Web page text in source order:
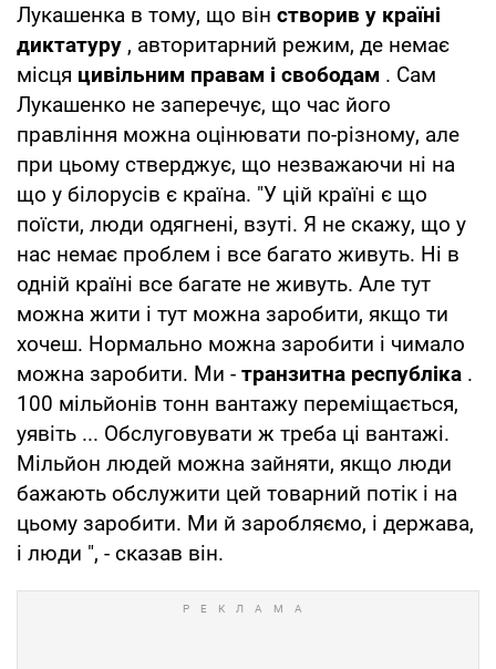
Лукашенка в тому, що він створив у країні
диктатуру , авторитарний режим, де немає
місця цивільним правам і свободам . Сам
Лукашенко не заперечує, що час його
правління можна оцінювати по-різному, але
при цьому стверджує, що незважаючи ні на
що у білорусів є країна. "У цій країні є що
поїсти, люди одягнені, взуті. Я не скажу, що у
нас немає проблем і все багато живуть. Ні в
одній країні все багате не живуть. Але тут
можна жити і тут можна заробити, якщо ти
хочеш. Нормально можна заробити і чимало
можна заробити. Ми - транзитна республіка .
100 мільйонів тонн вантажу переміщається,
уявіть ... Обслуговувати ж треба ці вантажі.
Мільйон людей можна зайняти, якщо люди
бажають обслужити цей товарний потік і на
цьому заробити. Ми й заробляємо, і держава,
і люди ", - сказав він.